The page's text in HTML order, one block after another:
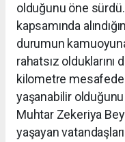
olduğunu öne
kapsamında
durumun
rahatsız
kilometre
yaşanabilir
Muhtar Zekeriya
yaşayan